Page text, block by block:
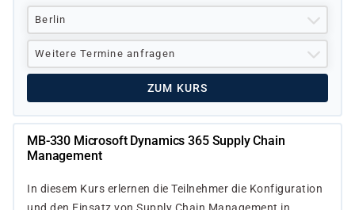
Berlin
Weitere Termine anfragen
ZUM KURS
MB-330 Microsoft Dynamics 365 Supply Chain
Management
In diesem Kurs erlernen die Teilnehmer die Konfiguration